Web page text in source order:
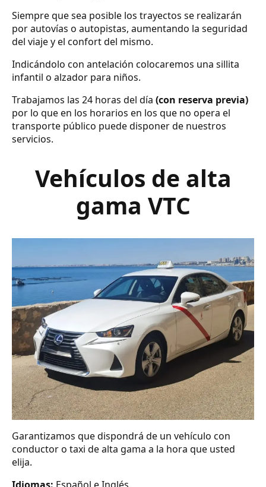
Siempre que sea posible los trayectos se realizarán
por autovías o autopistas, aumentando la seguridad
del viaje y el confort del mismo.
Indicándolo con antelación colocaremos una sillita
infantil o alzador para niños.
Trabajamos las 24 horas del día (con reserva previa)
por lo que en los horarios en los que no opera el
transporte público puede disponer de nuestros
servicios.
Vehículos de alta
gama VTC
Garantizamos que dispondrá de un vehículo con
conductor o taxi de alta gama a la hora que usted
elija.